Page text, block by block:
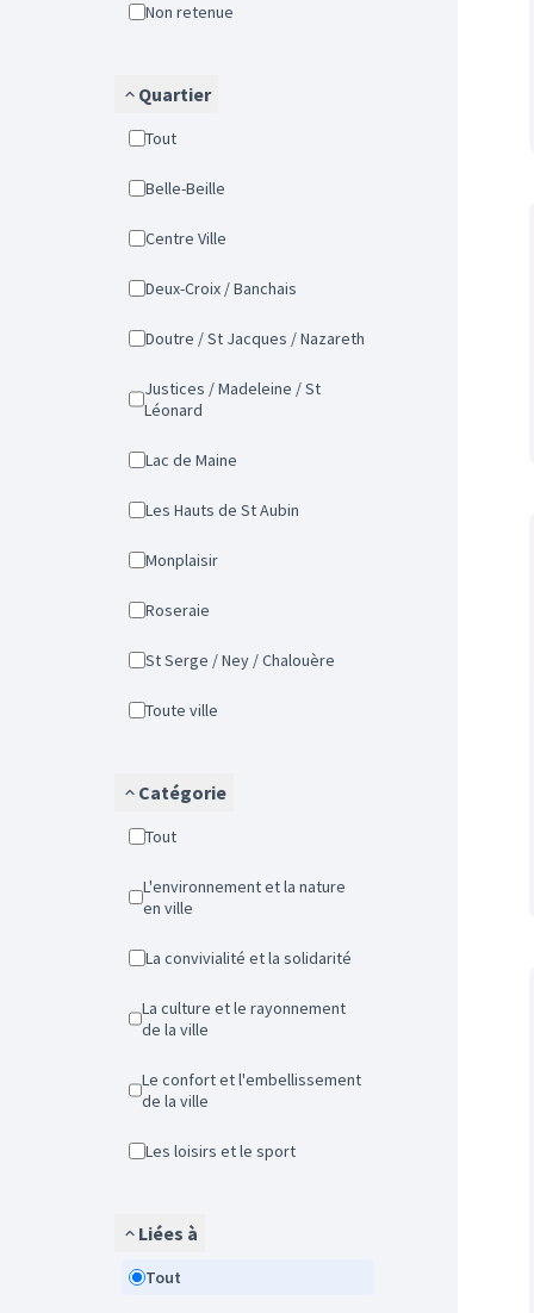
Non retenue
Quartier
Tout
Belle-Beille
Centre Ville
Deux-Croix / Banchais
Doutre / St Jacques / Nazareth
Justices / Madeleine / St
Léonard
Lac de Maine
Les Hauts de St Aubin
Monplaisir
Roseraie
St Serge / Ney / Chalouère
Toute ville
Catégorie
Tout
L'environnement et la nature
en ville
La convivialité et la solidarité
La culture et le rayonnement
de la ville
Le confort et l'embellissement
de la ville
Les loisirs et le sport
Liées à
Tout